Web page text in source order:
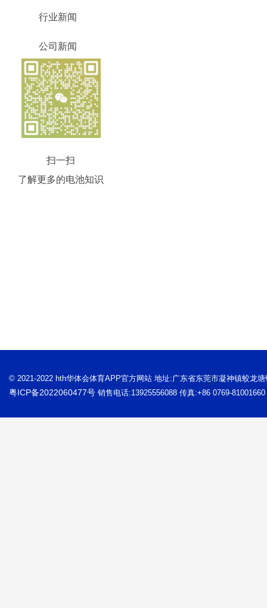
行业新闻
公司新闻
扫一扫
了解更多的电池知识
© 2021-2022 hth华体会体育APP官方网站 地址:广东省东莞市凝神镇蛟龙
粤ICP备2022060477号 销售电话:13925556088 传真:+86 0769-81001660